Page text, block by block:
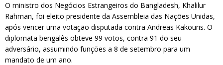
O ministro dos Negócios Estrangeiros do Bangladesh, Khalilur
Rahman, foi eleito presidente da Assembleia das Nações Unidas,
após vencer uma votação disputada contra Andreas Kakouris. O
diplomata bengalês obteve 99 votos, contra 91 do seu
adversário, assumindo funções a 8 de setembro para um
mandato de um ano.